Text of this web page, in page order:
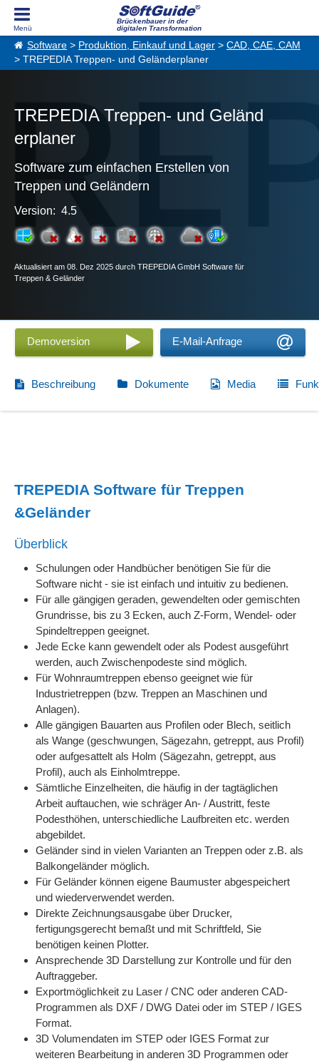
Brückenbauer in der
digitalen Transformation
Software > Produktion, Einkauf und Lager > CAD, CAE, CAM
> TREPEDIA Treppen- und Geländerplaner
TREPEDIA Treppen- und Geländ
erplaner
Software zum einfachen Erstellen von
Treppen und Geländern
Version: 4.5
Aktualisiert am 08. Dez 2025 durch TREPEDIA GmbH Software für
Treppen & Geländer
Demoversion E-Mail-Anfrage
Beschreibung Dokumente Media
TREPEDIA Software für Treppen
&Geländer
Überblick
Schulungen oder Handbücher benötigen Sie für die
Software nicht - sie ist einfach und intuitiv zu bedienen.
Für alle gängigen geraden, gewendelten oder gemischten
Grundrisse, bis zu 3 Ecken, auch Z-Form, Wendel- oder
Spindeltreppen geeignet.
Jede Ecke kann gewendelt oder als Podest ausgeführt
werden, auch Zwischenpodeste sind möglich.
Für Wohnraumtreppen ebenso geeignet wie für
Industrietreppen (bzw. Treppen an Maschinen und
Anlagen).
Alle gängigen Bauarten aus Profilen oder Blech, seitlich
als Wange (geschwungen, Sägezahn, getreppt, aus Profil)
oder aufgesattelt als Holm (Sägezahn, getreppt, aus
Profil), auch als Einholmtreppe.
Sämtliche Einzelheiten, die häufig in der tagtäglichen
Arbeit auftauchen, wie schräger An- / Austritt, feste
Podesthöhen, unterschiedliche Laufbreiten etc. werden
abgebildet.
Geländer sind in vielen Varianten an Treppen oder z.B. als
Balkongeländer möglich.
Für Geländer können eigene Baumuster abgespeichert
und wiederverwendet werden.
Direkte Zeichnungsausgabe über Drucker,
fertigungsgerecht bemaßt und mit Schriftfeld, Sie
benötigen keinen Plotter.
Ansprechende 3D Darstellung zur Kontrolle und für den
Auftraggeber.
Exportmöglichkeit zu Laser / CNC oder anderen CAD-
Programmen als DXF / DWG Datei oder im STEP / IGES
Format.
3D Volumendaten im STEP oder IGES Format zur
weiteren Bearbeitung in anderen 3D Programmen oder